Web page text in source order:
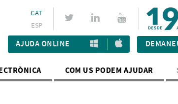
CAT
ESP
AJUDA ONLINE
COM US PODEM AJUDAR